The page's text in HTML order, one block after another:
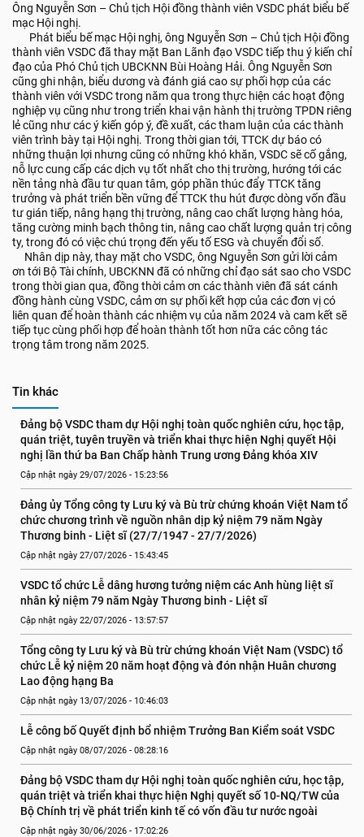
Ông Nguyễn Sơn – Chủ tịch Hội đồng thành viên VSDC phát biểu bế
mạc Hội nghị.
Phát biểu bế mạc Hội nghị, ông Nguyễn Sơn – Chủ tịch Hội đồng
thành viên VSDC đã thay mặt Ban Lãnh đạo VSDC tiếp thu ý kiến chỉ
đạo của Phó Chủ tịch UBCKNN Bùi Hoàng Hải. Ông Nguyễn Sơn
cũng ghi nhận, biểu dương và đánh giá cao sự phối hợp của các
thành viên với VSDC trong năm qua trong thực hiện các hoạt động
nghiệp vụ cũng như trong triển khai vận hành thị trường TPDN riêng
lẻ cũng như các ý kiến góp ý, đề xuất, các tham luận của các thành
viên trình bày tại Hội nghị. Trong thời gian tới, TTCK dự báo có
những thuận lợi nhưng cũng có những khó khăn, VSDC sẽ cố gắng,
nỗ lực cung cấp các dịch vụ tốt nhất cho thị trường, hướng tới các
nền tảng nhà đầu tư quan tâm, góp phần thúc đẩy TTCK tăng
trưởng và phát triển bền vững để TTCK thu hút được dòng vốn đầu
tư gián tiếp, nâng hạng thị trường, nâng cao chất lượng hàng hóa,
tăng cường minh bạch thông tin, nâng cao chất lượng quản trị công
ty, trong đó có việc chú trọng đến yếu tố ESG và chuyển đổi số.
Nhân dịp này, thay mặt cho VSDC, ông Nguyễn Sơn gửi lời cảm
ơn tới Bộ Tài chính, UBCKNN đã có những chỉ đạo sát sao cho VSDC
trong thời gian qua, đồng thời cảm ơn các thành viên đã sát cánh
đồng hành cùng VSDC, cảm ơn sự phối kết hợp của các đơn vị có
liên quan để hoàn thành các nhiệm vụ của năm 2024 và cam kết sẽ
tiếp tục cùng phối hợp để hoàn thành tốt hơn nữa các công tác
trọng tâm trong năm 2025.
Tin khác
Đảng bộ VSDC tham dự Hội nghị toàn quốc nghiên cứu, học tập,
quán triệt, tuyên truyền và triển khai thực hiện Nghị quyết Hội
nghị lần thứ ba Ban Chấp hành Trung ương Đảng khóa XIV
Cập nhật ngày 29/07/2026 - 15:23:56
Đảng ủy Tổng công ty Lưu ký và Bù trừ chứng khoán Việt Nam tổ
chức chương trình về nguồn nhân dịp kỷ niệm 79 năm Ngày
Thương binh - Liệt sĩ (27/7/1947 - 27/7/2026)
Cập nhật ngày 27/07/2026 - 15:43:45
VSDC tổ chức Lễ dâng hương tưởng niệm các Anh hùng liệt sĩ
nhân kỷ niệm 79 năm Ngày Thương binh - Liệt sĩ
Cập nhật ngày 22/07/2026 - 13:57:57
Tổng công ty Lưu ký và Bù trừ chứng khoán Việt Nam (VSDC) tổ
chức Lễ kỷ niệm 20 năm hoạt động và đón nhận Huân chương
Lao động hạng Ba
Cập nhật ngày 13/07/2026 - 10:46:03
Lễ công bố Quyết định bổ nhiệm Trưởng Ban Kiểm soát VSDC
Cập nhật ngày 08/07/2026 - 08:28:16
Đảng bộ VSDC tham dự Hội nghị toàn quốc nghiên cứu, học tập,
quán triệt và triển khai thực hiện Nghị quyết số 10-NQ/TW của
Bộ Chính trị về phát triển kinh tế có vốn đầu tư nước ngoài
Cập nhật ngày 30/06/2026 - 17:02:26